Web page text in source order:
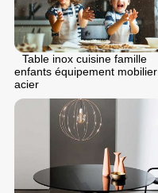
Table inox cuisine famille
enfants équipement mobilier
acier